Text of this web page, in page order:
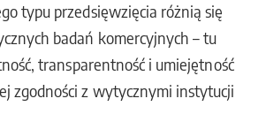
typu przedsięwzięcia różnią się
badań komercyjnych – tu
transparentność i umiejętność
zgodności z wytycznymi instytucji